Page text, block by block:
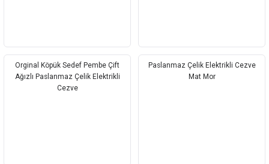
Orginal Köpük Sedef Pembe Çift
Ağızlı Paslanmaz Çelik Elektrikli
Cezve
Paslanmaz Çelik Elektrikli Cezve
Mat Mor